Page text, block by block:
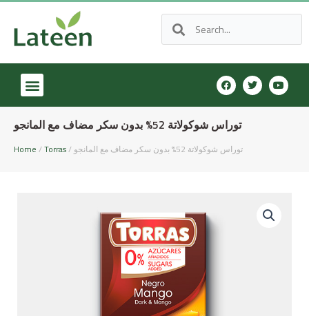
توراس شوكولاتة 52% بدون سكر مضاف مع المانجو
Home /Torras / توراس شوكولاتة 52% بدون سكر مضاف مع المانجو